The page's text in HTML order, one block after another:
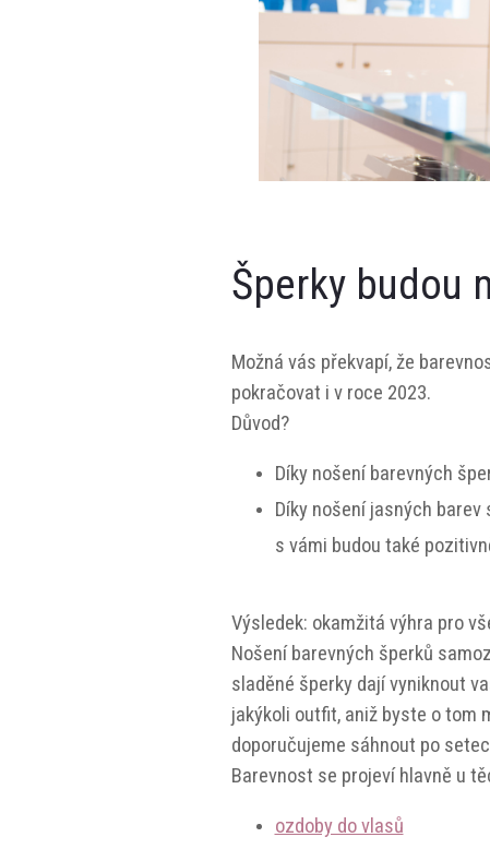
Šperky budou
Možná vás překvapí, že
pokračovat i v roce 2023.
Důvod?
Díky nošení barevných
Díky nošení jasných
s vámi budou také
Výsledek: okamžitá výhra pro
Nošení barevných šperků
sladěné šperky dají vyniknout
jakýkoli outfit, aniž byste o tom
doporučujeme sáhnout po
Barevnost se projeví hlavně u
ozdoby do vlasů